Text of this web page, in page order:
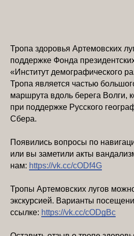
Тропа здоровья Артемовских
поддержке Фонда
«Институт демографического
Тропа является частью
маршрута вдоль берега Волги,
при поддержке Русского
Сбера.
Появились вопросы по
или вы заметили акты
нам: https://vk.cc/cODf4G
Тропы Артемовских лугов
экскурсией. Варианты
ссылке: https://vk.cc/cODgBc